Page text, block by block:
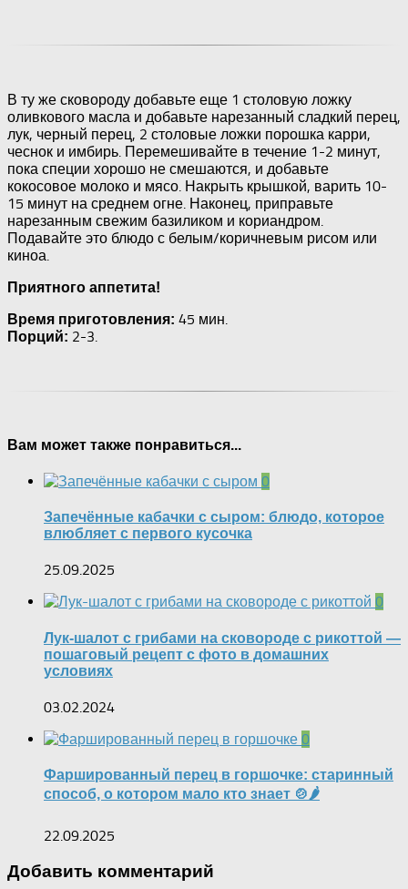
В ту же сковороду добавьте еще 1 столовую ложку
оливкового масла и добавьте нарезанный сладкий перец,
лук, черный перец, 2 столовые ложки порошка карри,
чеснок и имбирь. Перемешивайте в течение 1-2 минут,
пока специи хорошо не смешаются, и добавьте
кокосовое молоко и мясо. Накрыть крышкой, варить 10-
15 минут на среднем огне. Наконец, приправьте
нарезанным свежим базиликом и кориандром.
Подавайте это блюдо с белым/коричневым рисом или
киноа.
Приятного аппетита!
Время приготовления: 45 мин.
Порций: 2-3.
Вам может также понравиться...
0
Запечённые кабачки с сыром: блюдо, которое
влюбляет с первого кусочка
25.09.2025
0
Лук-шалот с грибами на сковороде с рикоттой —
пошаговый рецепт с фото в домашних
условиях
03.02.2024
0
Фаршированный перец в горшочке: старинный
способ, о котором мало кто знает 🍲🌶
22.09.2025
Добавить комментарий